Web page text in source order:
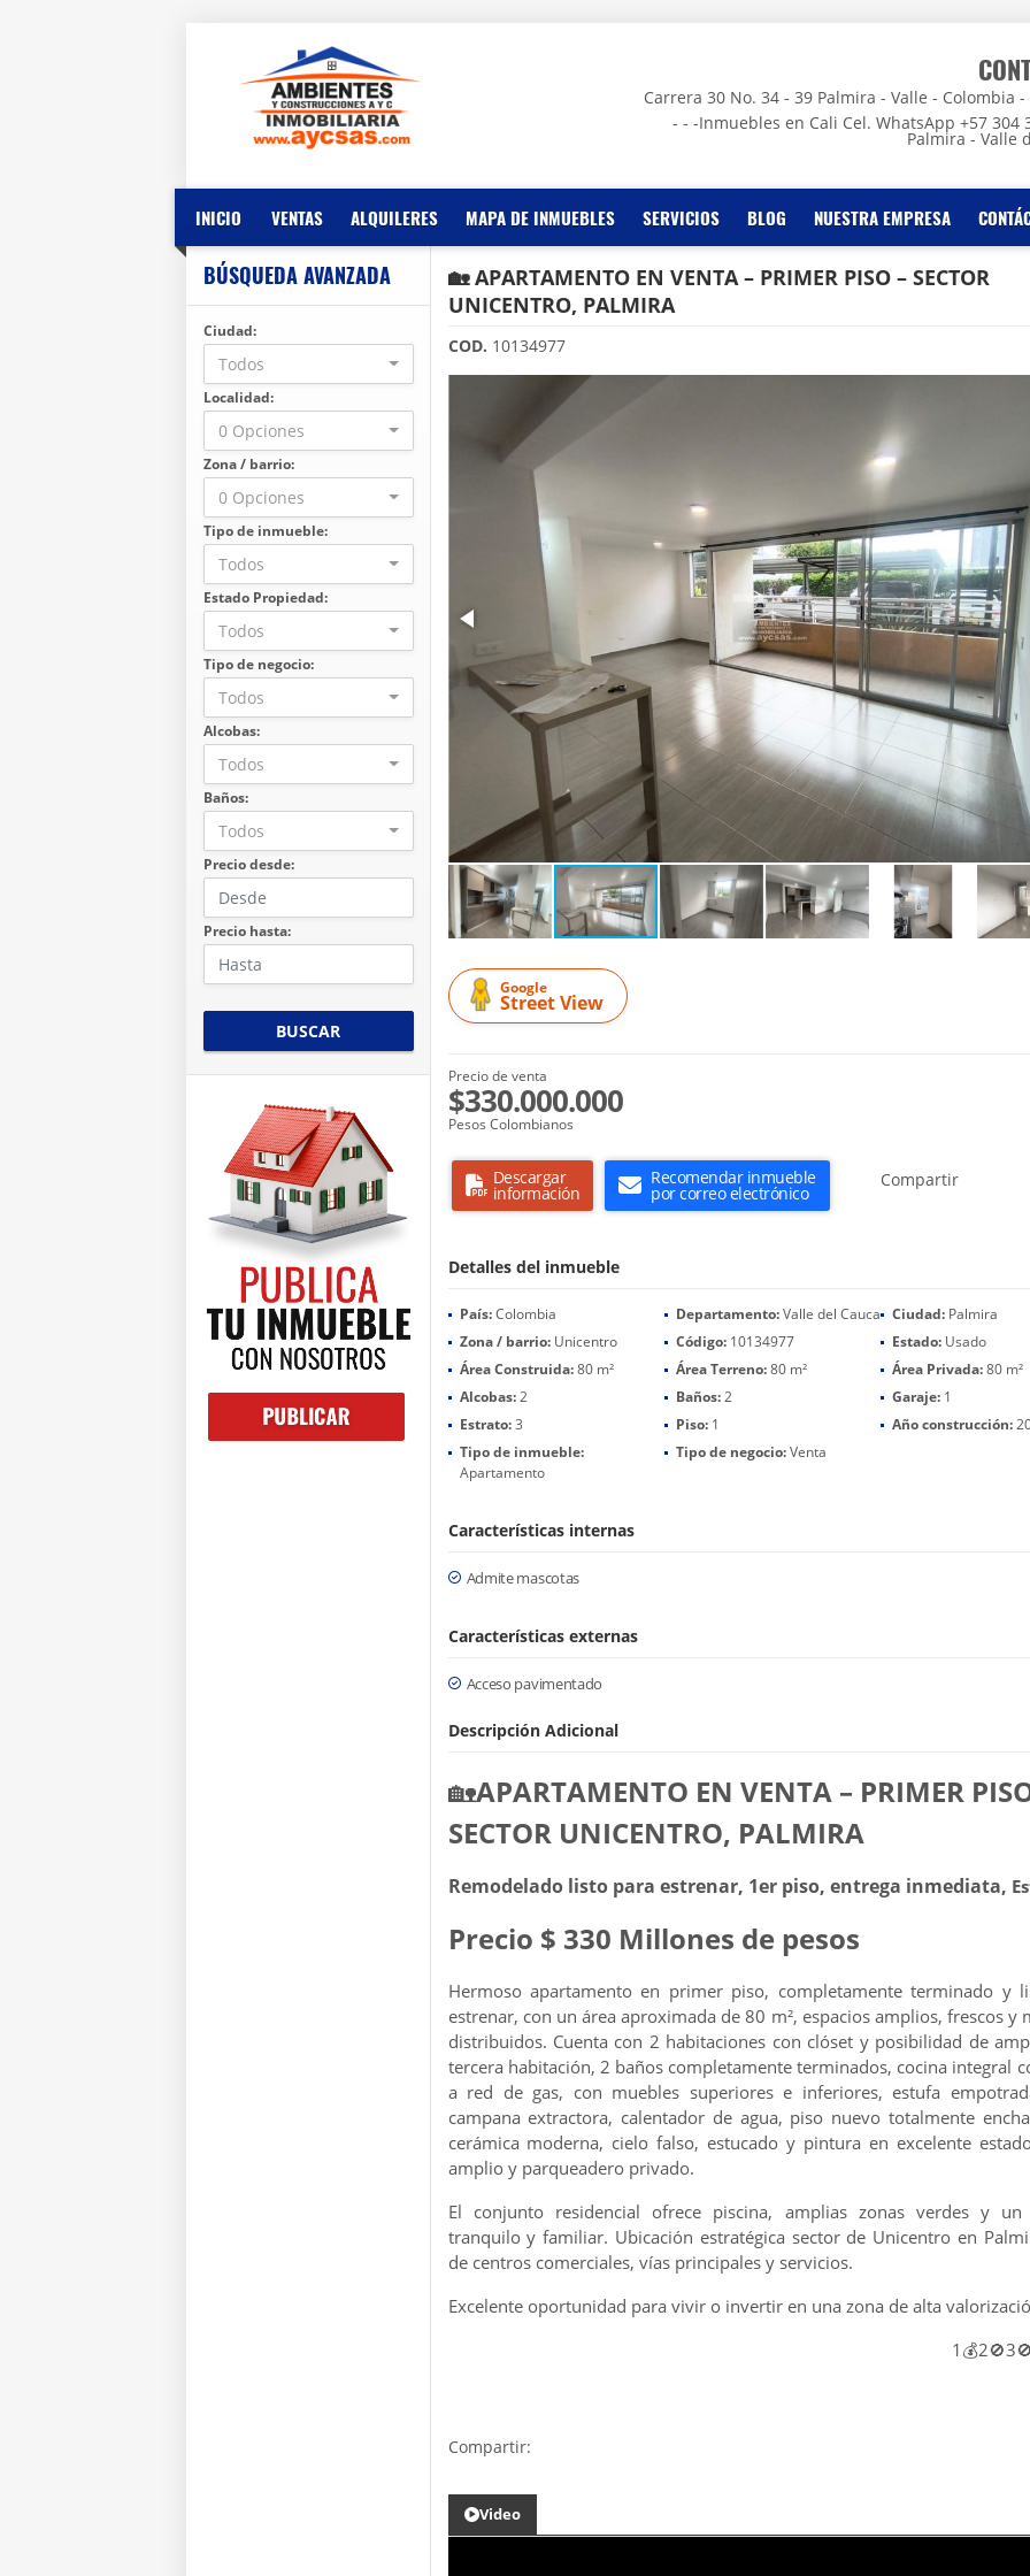
Carrera 30 No. 34 - 39 Palmira - Valle - Colombia
- - -Inmuebles en Cali Cel. WhatsApp +57 304
Palmira - Valle
INICIO VENTAS ALQUILERES MAPA DE INMUEBLES SERVICIOS BLOG NUESTRA EMPRESA
BÚSQUEDA AVANZADA
Ciudad:
Todos
Localidad:
0 Opciones
Zona / barrio:
0 Opciones
Tipo de inmueble:
Todos
Estado Propiedad:
Todos
Tipo de negocio:
Todos
Alcobas:
Todos
Baños:
Todos
Precio desde:
Precio hasta:
BUSCAR
🏡 APARTAMENTO EN VENTA – PRIMER PISO – SECTOR
UNICENTRO, PALMIRA
COD. 10134977
Google
Street View
Precio de venta
$330.000.000
Pesos Colombianos
Descargar
información
Recomendar inmueble
por correo electrónico
Compartir
Detalles del inmueble
País:Colombia Departamento:Valle del Cauca Ciudad: Palmira
Zona / barrio:Unicentro Código:10134977 Estado: Usado
Área Construida:80 m² Área Terreno:80 m² Área Privada:80 m²
Alcobas:2 Baños:2 Garaje: 1
Estrato:3 Piso:1 Año construcción:
Tipo de inmueble:
Apartamento
Tipo de negocio:Venta
Características internas
Admite mascotas
Características externas
Acceso pavimentado
Descripción Adicional
🏡APARTAMENTO EN VENTA – PRIMER
SECTOR UNICENTRO, PALMIRA
Remodelado listo para estrenar, 1er piso, entrega inmediata,
Precio $ 330 Millones de pesos
Hermoso apartamento en primer piso, completamente terminado y
estrenar, con un área aproximada de 80 m², espacios amplios, frescos y
distribuidos. Cuenta con 2 habitaciones con clóset y posibilidad de
tercera habitación, 2 baños completamente terminados, cocina integral
a red de gas, con muebles superiores e inferiores, estufa
campana extractora, calentador de agua, piso nuevo totalmente
cerámica moderna, cielo falso, estucado y pintura en excelente
amplio y parqueadero privado.
El conjunto residencial ofrece piscina, amplias zonas verdes y un
tranquilo y familiar. Ubicación estratégica sector de Unicentro en
de centros comerciales, vías principales y servicios.
Excelente oportunidad para vivir o invertir en una zona de alta
Compartir:
Video